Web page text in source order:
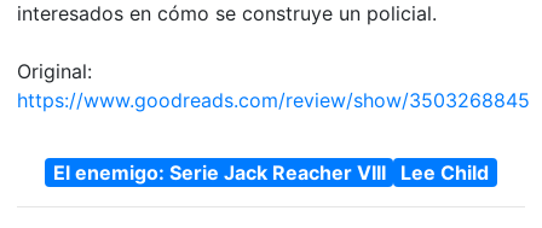
interesados en cómo se construye un policial.
Original:
https://www.goodreads.com/review/show/3503268845
El enemigo: Serie Jack Reacher VIII Lee Child